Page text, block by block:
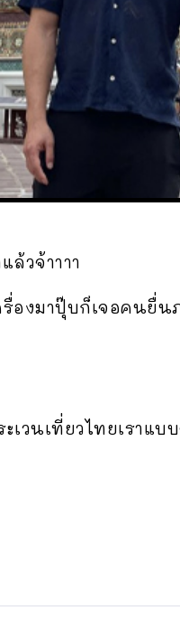
ล้วจ้าาาา
รื่องมาปุ๊บก็เจอคนยื่น
วนเที่ยวไทยเราแบ